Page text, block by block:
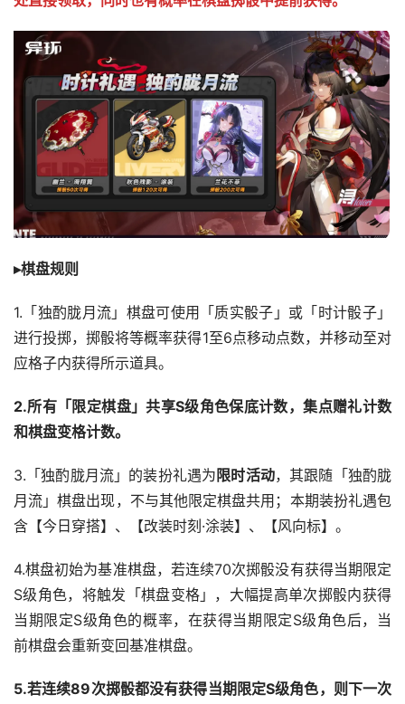
▸棋盘规则
1.「独酌胧月流」棋盘可使用「质实骰子」或「时计骰子」
进行投掷，掷骰将等概率获得1至6点移动点数，并移动至对
应格子内获得所示道具。
2.所有「限定棋盘」共享S级角色保底计数，集点赠礼计数
和棋盘变格计数。
3.「独酌胧月流」的装扮礼遇为 限时活动，其跟随「独酌胧
月流」棋盘出现，不与其他限定棋盘共用；本期装扮礼遇包
含【今日穿搭】、【改装时刻·涂装】、【风向标】。
4.棋盘初始为基准棋盘，若连续70次掷骰没有获得当期限定
S级角色，将触发「棋盘变格」，大幅提高单次掷骰内获得
当期限定S级角色的概率，在获得当期限定S级角色后，当
前棋盘会重新变回基准棋盘。
5.若连续89次掷骰都没有获得当期限定S级角色，则下一次